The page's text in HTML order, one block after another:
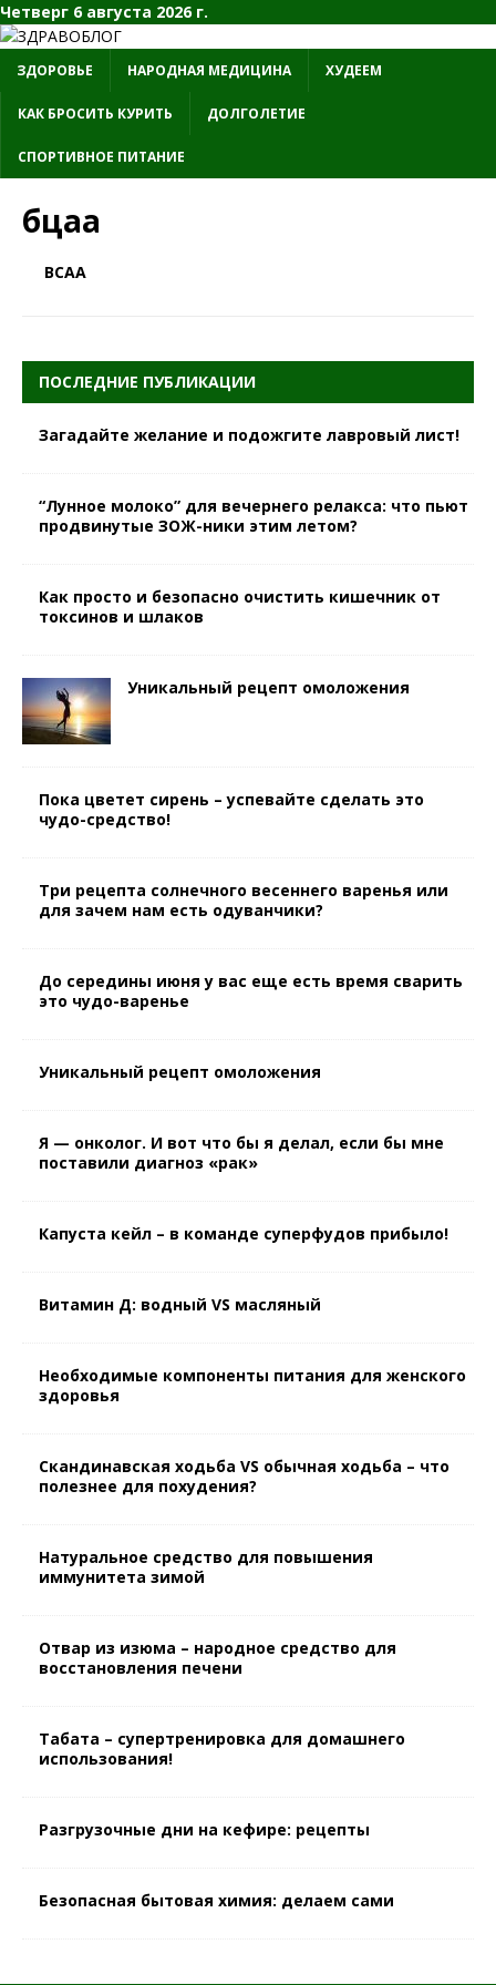
Четверг 6 августа 2026 г.
ЗДОРОВЬЕ НАРОДНАЯ МЕДИЦИНА ХУДЕЕМ
КАК БРОСИТЬ КУРИТЬ ДОЛГОЛЕТИЕ
СПОРТИВНОЕ ПИТАНИЕ
бцаа
BCAA
ПОСЛЕДНИЕ ПУБЛИКАЦИИ
Загадайте желание и подожгите лавровый лист!
“Лунное молоко” для вечернего релакса: что пьют
продвинутые ЗОЖ-ники этим летом?
Как просто и безопасно очистить кишечник от
токсинов и шлаков
Уникальный рецепт омоложения
Пока цветет сирень – успевайте сделать это
чудо-средство!
Три рецепта солнечного весеннего варенья или
для зачем нам есть одуванчики?
До середины июня у вас еще есть время сварить
это чудо-варенье
Уникальный рецепт омоложения
Я — онколог. И вот что бы я делал, если бы мне
поставили диагноз «рак»
Капуста кейл – в команде суперфудов прибыло!
Витамин Д: водный VS масляный
Необходимые компоненты питания для женского
здоровья
Скандинавская ходьба VS обычная ходьба – что
полезнее для похудения?
Натуральное средство для повышения
иммунитета зимой
Отвар из изюма – народное средство для
восстановления печени
Табата – супертренировка для домашнего
использования!
Разгрузочные дни на кефире: рецепты
Безопасная бытовая химия: делаем сами